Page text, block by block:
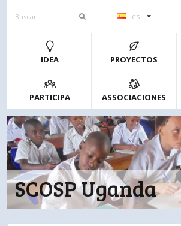
es
IDEA PROYECTOS
PARTICIPA ASSOCIACIONES
SCOSP Uganda